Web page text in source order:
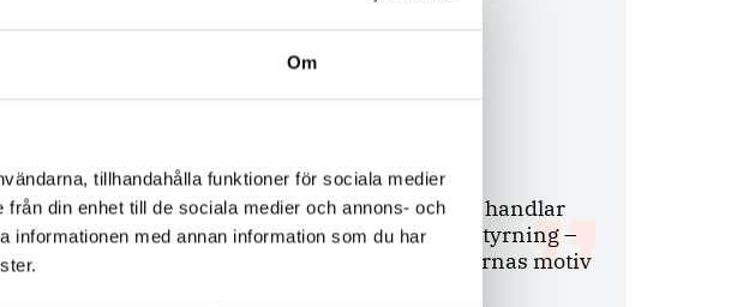
Om
tillhandahålla funktioner för sociala medier
din enhet till de sociala medier och annons- och
med annan information som du har
Debatt
9 juli 2026
Slutreplik:Det handlar
om kunskapsstyrning –
inte om forskarnas motiv